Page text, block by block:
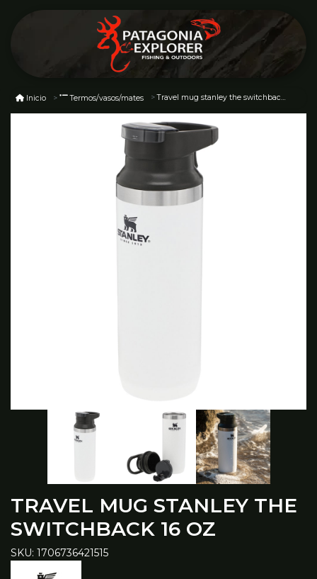
Inicio Termos/vasos/mates Travel mug stanley the switchback 16 oz
TRAVEL MUG STANLEY THE
SWITCHBACK 16 OZ
SKU: 1706736421515